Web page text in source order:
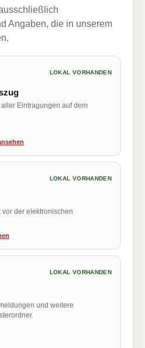
Angaben, die in unserem
LOKAL VORHANDEN
Eintragungen auf dem
LOKAL VORHANDEN
der elektronischen
LOKAL VORHANDEN
und weitere